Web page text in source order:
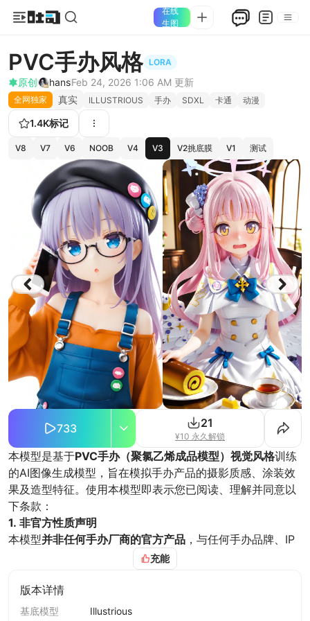
在线
生图
PVC手办风格 LORA
原创 hansFeb 24, 2026 1:06 AM 更新
全网独家 真实 ILLUSTRIOUS 手办 SDXL 卡通 动漫
1.4K标记
V8 V7 V6 NOOB V4 V3 V2挑底膜 V1 测试
733 21
¥10 永久解锁
本模型是基于PVC手办（聚氯乙烯成品模型）视觉风格训练
的AI图像生成模型，旨在模拟手办产品的摄影质感、涂装效
果及造型特征。使用本模型即表示您已阅读、理解并同意以
下条款：
1. 非官方性质声明
本模型并非任何手办厂商的官方产品 ，与任何手办品牌、IP
版权方无任何关联。模型生成的图像仅为风格模拟，不代表
2. 必须标注AI生成
使用本模型生成的任何图像，在公开发布时
充能
版本详情
基底模型 Illustrious